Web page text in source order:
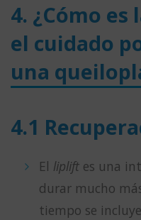
4. ¿Cómo
el cuidado
una
4.1
El liplift es una
durar mucho
tiempo se